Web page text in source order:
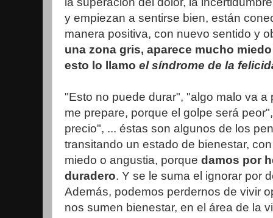
y empiezan a sentirse bien, están
manera positiva, con nuevo sentido y
una zona gris, aparece mucho
esto lo llamo el síndrome de la
"Esto no puede durar", "algo malo va a
me prepare, porque el golpe será
precio", ... éstas son algunos de los
transitando un estado de bienestar,
miedo o angustia, porque damos por
duradero. Y se le suma el ignorar por
Además, podemos perdernos de vivir
nos sumen bienestar, en el área de la